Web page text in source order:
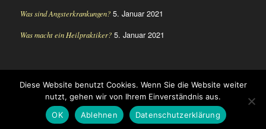
Was sind Angsterkrankungen? 5. Januar 2021
Was macht ein Heilpraktiker? 5. Januar 2021
© Copyright - Heilpraktikerin für Psychotherapie Stuttgart Ute Steinke-
Spangenberg
Impressum
Datenschutzerklärung
Diese Website benutzt Cookies. Wenn Sie die Website weiter
nutzt, gehen wir von Ihrem Einverständnis aus.
OK
Ablehnen Datenschutzerklärung